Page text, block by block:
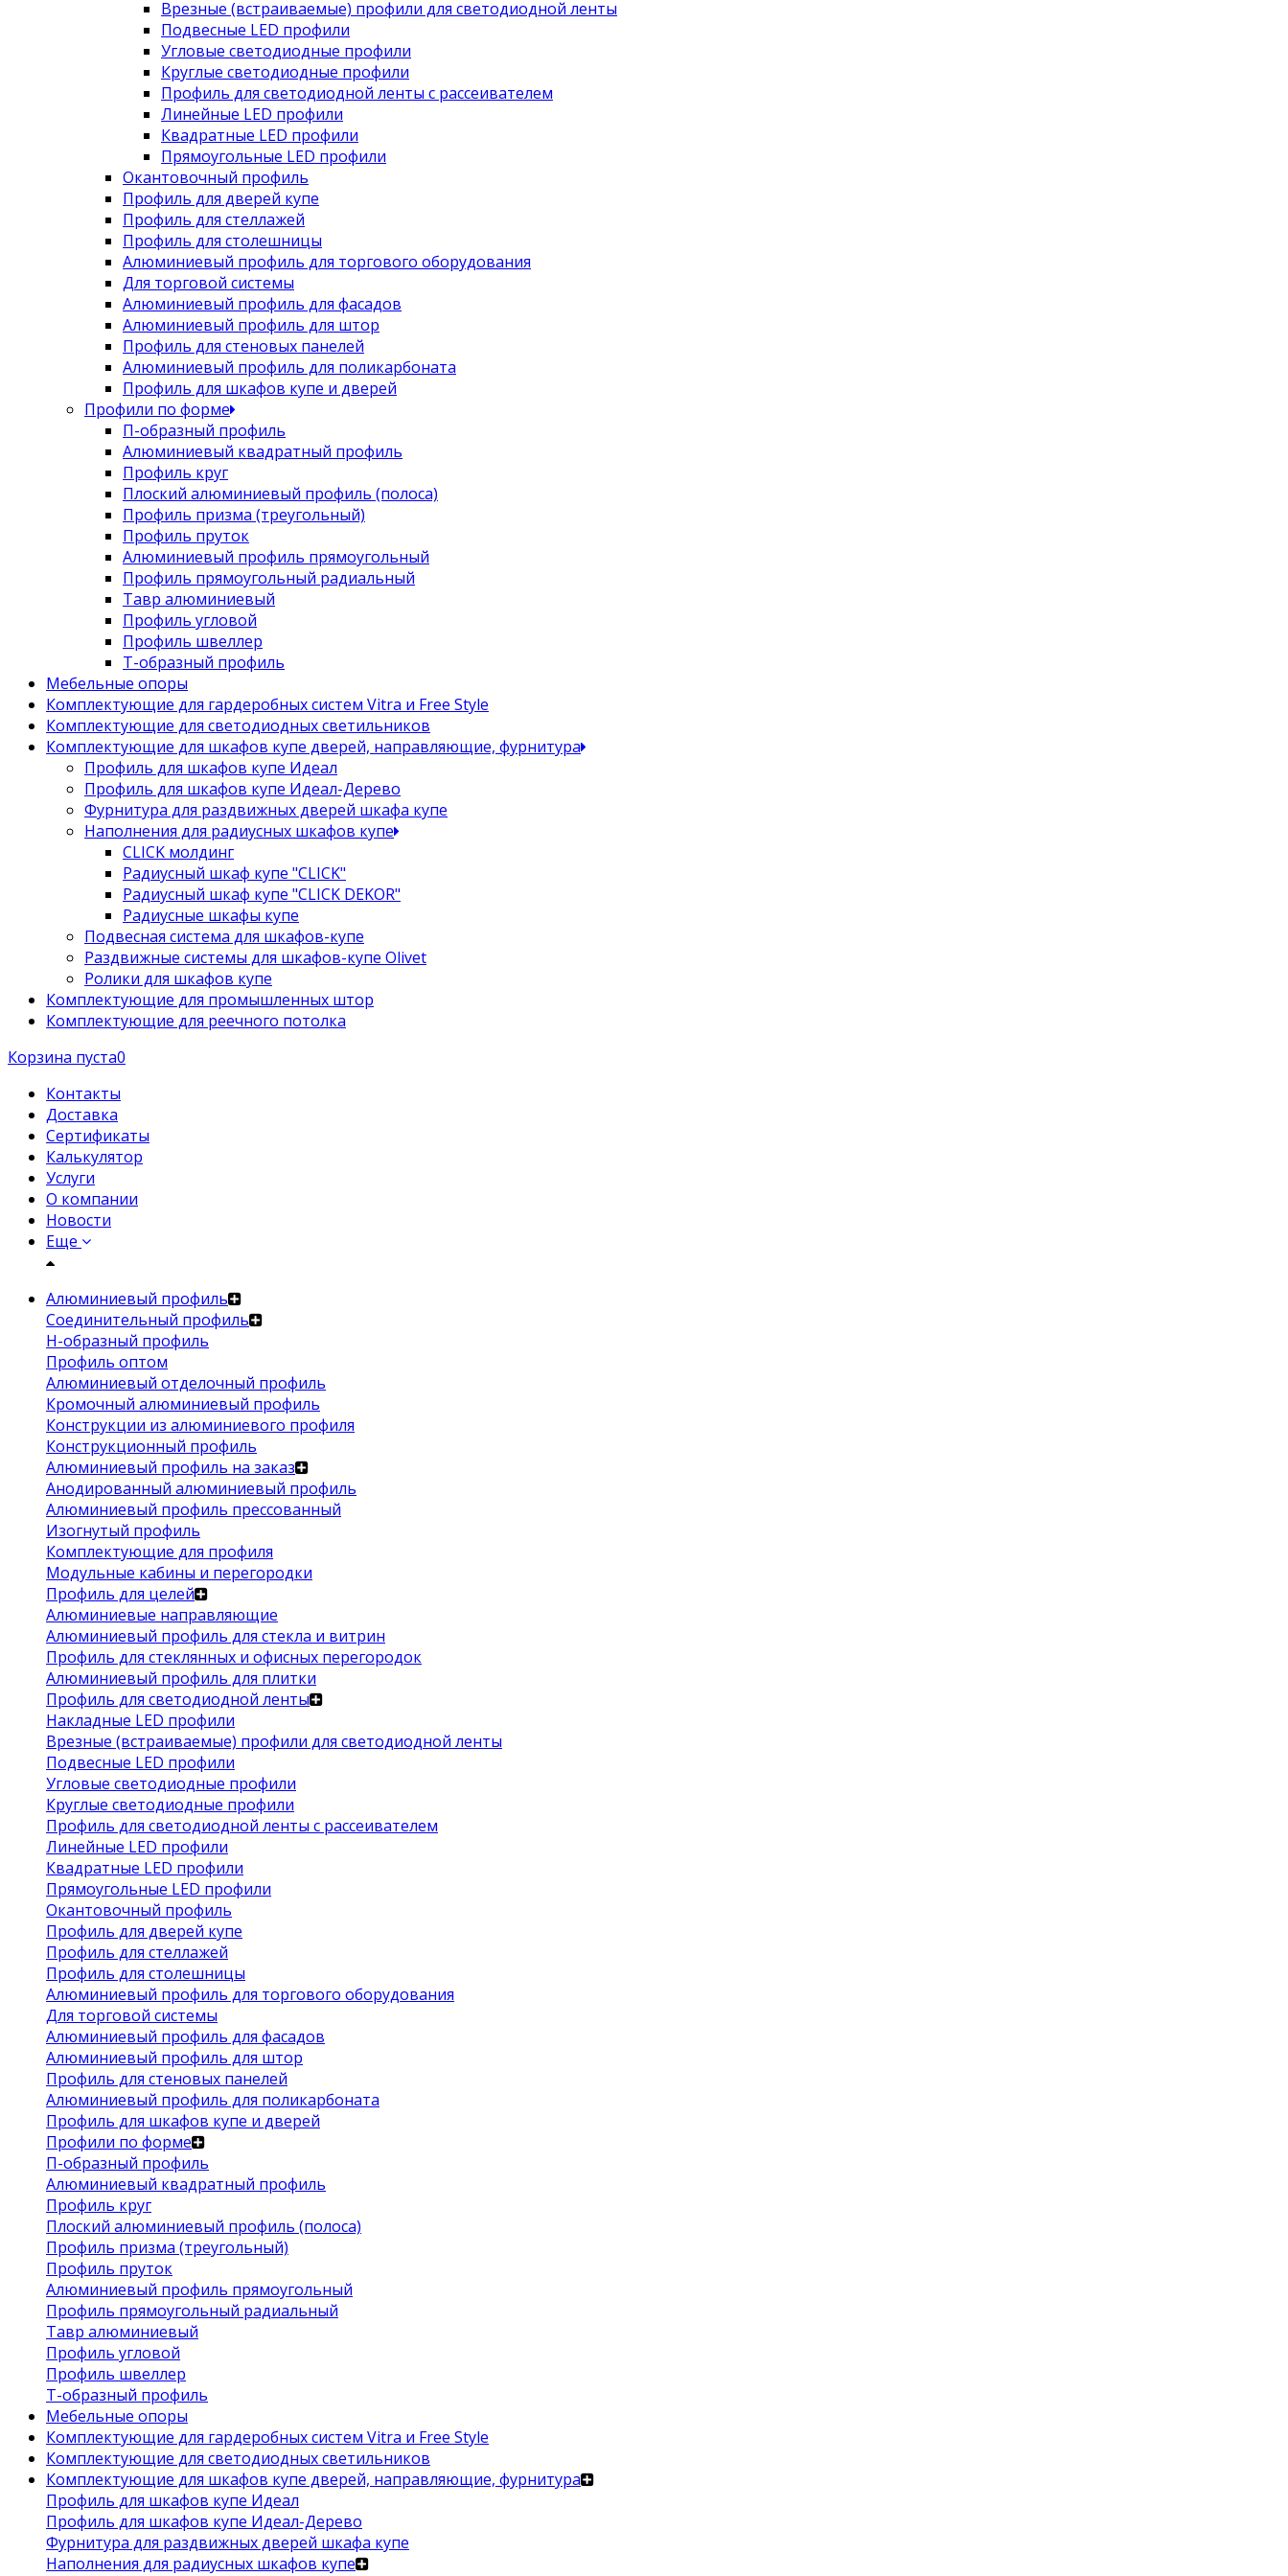
Врезные (встраиваемые) профили для светодиодной ленты
Подвесные LED профили
Угловые светодиодные профили
Круглые светодиодные профили
Профиль для светодиодной ленты с рассеивателем
Линейные LED профили
Квадратные LED профили
Прямоугольные LED профили
Окантовочный профиль
Профиль для дверей купе
Профиль для стеллажей
Профиль для столешницы
Алюминиевый профиль для торгового оборудования
Для торговой системы
Алюминиевый профиль для фасадов
Алюминиевый профиль для штор
Профиль для стеновых панелей
Алюминиевый профиль для поликарбоната
Профиль для шкафов купе и дверей
Профили по форме
П-образный профиль
Алюминиевый квадратный профиль
Профиль круг
Плоский алюминиевый профиль (полоса)
Профиль призма (треугольный)
Профиль пруток
Алюминиевый профиль прямоугольный
Профиль прямоугольный радиальный
Тавр алюминиевый
Профиль угловой
Профиль швеллер
Т-образный профиль
Мебельные опоры
Комплектующие для гардеробных систем Vitra и Free Style
Комплектующие для светодиодных светильников
Комплектующие для шкафов купе дверей, направляющие, фурнитура
Профиль для шкафов купе Идеал
Профиль для шкафов купе Идеал-Дерево
Фурнитура для раздвижных дверей шкафа купе
Наполнения для радиусных шкафов купе
CLICK молдинг
Радиусный шкаф купе "CLICK"
Радиусный шкаф купе "CLICK DEKOR"
Радиусные шкафы купе
Подвесная система для шкафов-купе
Раздвижные системы для шкафов-купе Olivet
Ролики для шкафов купе
Комплектующие для промышленных штор
Комплектующие для реечного потолка
Корзина пуста0
Контакты
Доставка
Сертификаты
Калькулятор
Услуги
О компании
Новости
Еще
Алюминиевый профиль
Соединительный профиль
Н-образный профиль
Профиль оптом
Алюминиевый отделочный профиль
Кромочный алюминиевый профиль
Конструкции из алюминиевого профиля
Конструкционный профиль
Алюминиевый профиль на заказ
Анодированный алюминиевый профиль
Алюминиевый профиль прессованный
Изогнутый профиль
Комплектующие для профиля
Модульные кабины и перегородки
Профиль для целей
Алюминиевые направляющие
Алюминиевый профиль для стекла и витрин
Профиль для стеклянных и офисных перегородок
Алюминиевый профиль для плитки
Профиль для светодиодной ленты
Накладные LED профили
Врезные (встраиваемые) профили для светодиодной ленты
Подвесные LED профили
Угловые светодиодные профили
Круглые светодиодные профили
Профиль для светодиодной ленты с рассеивателем
Линейные LED профили
Квадратные LED профили
Прямоугольные LED профили
Окантовочный профиль
Профиль для дверей купе
Профиль для стеллажей
Профиль для столешницы
Алюминиевый профиль для торгового оборудования
Для торговой системы
Алюминиевый профиль для фасадов
Алюминиевый профиль для штор
Профиль для стеновых панелей
Алюминиевый профиль для поликарбоната
Профиль для шкафов купе и дверей
Профили по форме
П-образный профиль
Алюминиевый квадратный профиль
Профиль круг
Плоский алюминиевый профиль (полоса)
Профиль призма (треугольный)
Профиль пруток
Алюминиевый профиль прямоугольный
Профиль прямоугольный радиальный
Тавр алюминиевый
Профиль угловой
Профиль швеллер
Т-образный профиль
Мебельные опоры
Комплектующие для гардеробных систем Vitra и Free Style
Комплектующие для светодиодных светильников
Комплектующие для шкафов купе дверей, направляющие, фурнитура
Профиль для шкафов купе Идеал
Профиль для шкафов купе Идеал-Дерево
Фурнитура для раздвижных дверей шкафа купе
Наполнения для радиусных шкафов купе